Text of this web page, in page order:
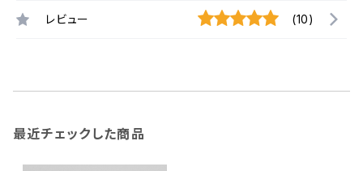
レビュー (10)
最近チェックした商品